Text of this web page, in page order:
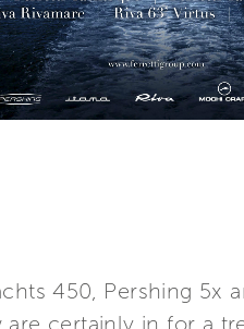
450, Pershing 5x
are certainly in for a